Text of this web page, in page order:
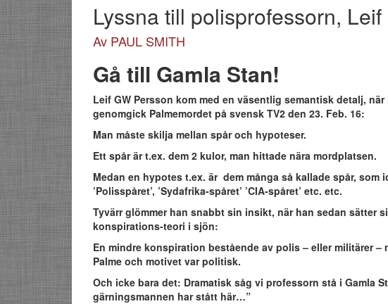
Lyssna till polisprofessorn,
Av PAUL SMITH
Gå till Gamla Stan!
Leif GW Persson kom med en väsentlig semantisk detalj, när
genomgick Palmemordet på svensk TV2 den 23. Feb. 16:
Man måste skilja mellan spår och hypoteser.
Ett spår är t.ex. dem 2 kulor, man hittade nära mordplatsen.
Medan en hypotes t.ex. är dem många så kallade spår, som
’Polisspåret’, ’Sydafrika-spåret’ ’CIA-spåret’ etc. etc.
Tyvärr glömmer han snabbt sin insikt, när han sedan sätter
konspirations-teori i sjön:
En mindre konspiration bestående av polis – eller militärer –
Palme och motivet var politisk.
Och icke bara det: Dramatisk såg vi professorn stå i Gamla
gärningsmannen har stått här…”